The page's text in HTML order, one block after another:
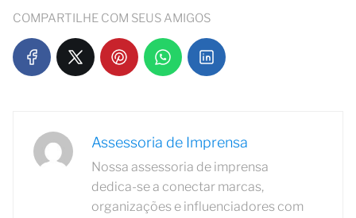
COMPARTILHE COM SEUS AMIGOS
Assessoria de Imprensa
Nossa assessoria de imprensa
dedica-se a conectar marcas,
organizações e influenciadores com